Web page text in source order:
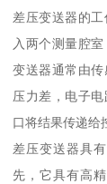
差压变送器的
入两个测量腔
变送器通常由
压力差，电子
口将结果传递给
差压变送器具
先，它具有高